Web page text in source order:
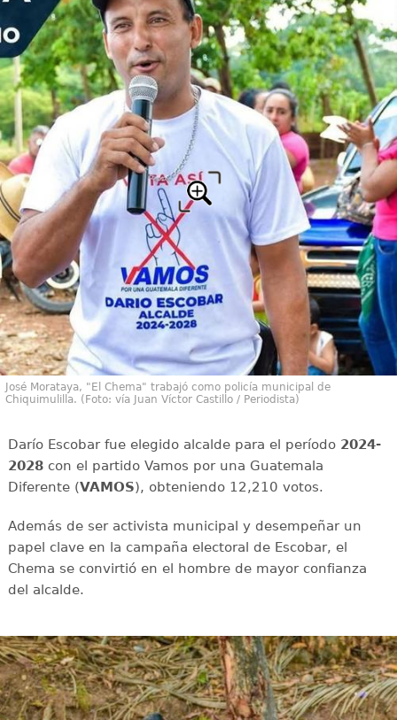
José Morataya, "El Chema" trabajó como policía municipal de
Chiquimulilla. (Foto: vía Juan Víctor Castillo / Periodista)
Darío Escobar fue elegido alcalde para el período 2024-
2028con el partido Vamos por una Guatemala
Diferente (VAMOS), obteniendo 12,210 votos.
Además de ser activista municipal y desempeñar un
papel clave en la campaña electoral de Escobar, el
Chema se convirtió en el hombre de mayor confianza
del alcalde.